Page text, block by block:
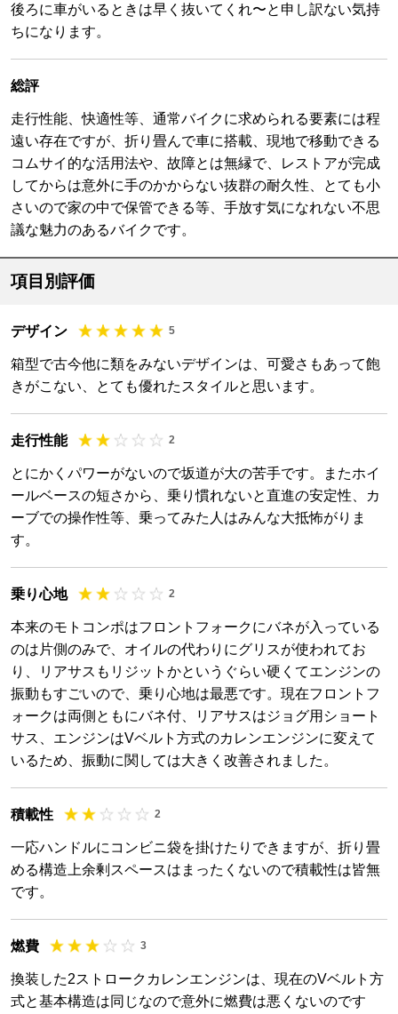
後ろに車がいるときは早く抜いてくれ〜と申し訳ない気持
ちになります。
総評
走行性能、快適性等、通常バイクに求められる要素には程
遠い存在ですが、折り畳んで車に搭載、現地で移動できる
コムサイ的な活用法や、故障とは無縁で、レストアが完成
してからは意外に手のかからない抜群の耐久性、とても小
さいので家の中で保管できる等、手放す気になれない不思
議な魅力のあるバイクです。
項目別評価
デザイン 5
箱型で古今他に類をみないデザインは、可愛さもあって飽
きがこない、とても優れたスタイルと思います。
走行性能 2
とにかくパワーがないので坂道が大の苦手です。またホイ
ールベースの短さから、乗り慣れないと直進の安定性、カ
ーブでの操作性等、乗ってみた人はみんな大抵怖がりま
す。
乗り心地 2
本来のモトコンポはフロントフォークにバネが入っている
のは片側のみで、オイルの代わりにグリスが使われてお
り、リアサスもリジットかというぐらい硬くてエンジンの
振動もすごいので、乗り心地は最悪です。現在フロントフ
ォークは両側ともにバネ付、リアサスはジョグ用ショート
サス、エンジンはVベルト方式のカレンエンジンに変えて
いるため、振動に関しては大きく改善されました。
積載性 2
一応ハンドルにコンビニ袋を掛けたりできますが、折り畳
める構造上余剰スペースはまったくないので積載性は皆無
です。
燃費 3
換装した2ストロークカレンエンジンは、現在のVベルト方
式と基本構造は同じなので意外に燃費は悪くないのです